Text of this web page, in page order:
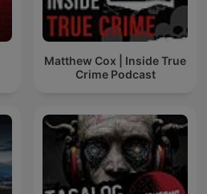
Matthew Cox | Inside True
Crime Podcast